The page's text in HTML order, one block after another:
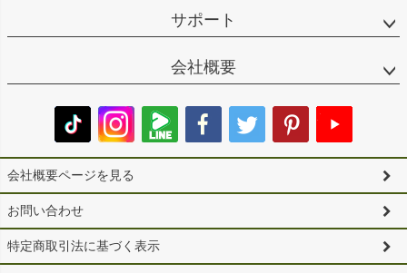
サポート
会社概要
会社概要ページを見る
お問い合わせ
特定商取引法に基づく表示